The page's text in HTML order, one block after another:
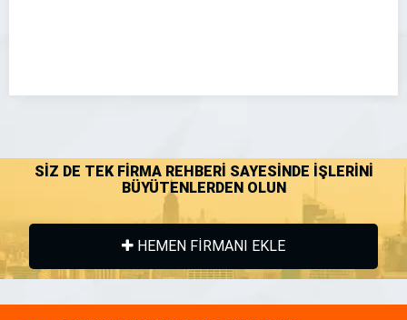
SİZ DE TEK FİRMA REHBERİ SAYESİNDE İŞLERİNİ
BÜYÜTENLERDEN OLUN
HEMEN FİRMANI EKLE